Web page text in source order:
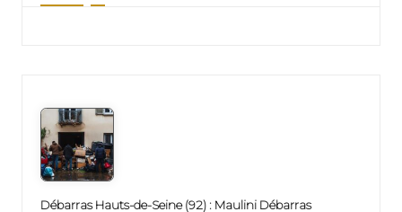
Débarras Hauts-de-Seine (92) : Maulini Débarras